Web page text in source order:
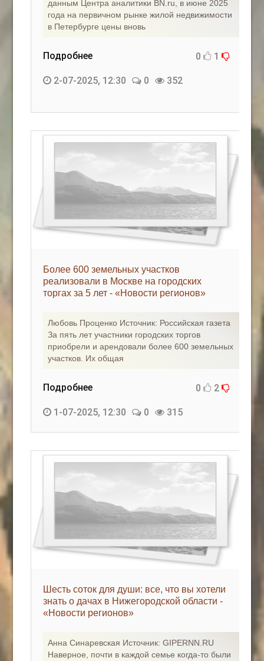
данным Центра аналитики BN.ru, в июне 2025
года на первичном рынке жилой недвижимости
в Петербурге цены вновь
Подробнее 0 1
2-07-2025, 12:30 0 352
Более 600 земельных участков
реализовали в Москве на городских
торгах за 5 лет - «Новости регионов»
Любовь Проценко Источник: Российская газета
За пять лет участники городских торгов
приобрели и арендовали более 600 земельных
участков. Их общая
Подробнее 0 2
1-07-2025, 12:30 0 315
Шесть соток для души: все, что вы хотели
знать о дачах в Нижегородской области -
«Новости регионов»
Анна Синаревская Источник: GIPERNN.RU
Наверное, почти в каждой семье когда-то были